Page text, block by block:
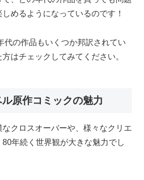
めるようになっているのです！
代の作品もいくつか邦訳されてい
はチェックしてみてください。
原作コミックの魅力
クロスオーバーや、様々なクリエ
年続く世界観が大きな魅力でし